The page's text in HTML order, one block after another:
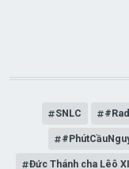
SNLC
Đức Thánh cha Lêô